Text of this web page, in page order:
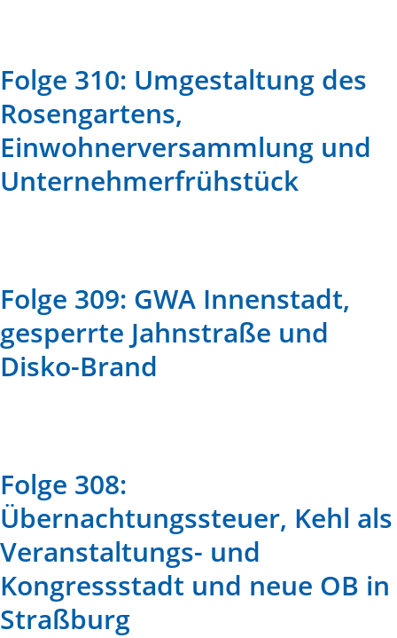
Folge 310: Umgestaltung des
Rosengartens,
Einwohnerversammlung und
Unternehmerfrühstück
Folge 309: GWA Innenstadt,
gesperrte Jahnstraße und
Disko-Brand
Folge 308:
Übernachtungssteuer, Kehl als
Veranstaltungs- und
Kongressstadt und neue OB in
Straßburg